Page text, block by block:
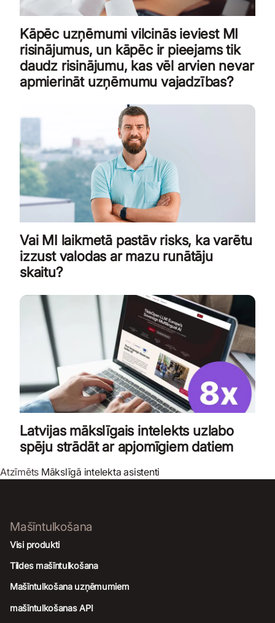
Kāpēc uzņēmumi vilcinās ieviest MI
risinājumus, un kāpēc ir pieejams tik
daudz risinājumu, kas vēl arvien nevar
apmierināt uzņēmumu vajadzības?
Vai MI laikmetā pastāv risks, ka varētu
izzust valodas ar mazu runātāju
skaitu?
Latvijas mākslīgais intelekts uzlabo
spēju strādāt ar apjomīgiem datiem
Atzīmēts Mākslīgā intelekta asistenti
Mašīntulkošana
Visi produkti
Tildes mašīntulkošana
Mašīntulkošana uzņēmumiem
mašīntulkošanas API